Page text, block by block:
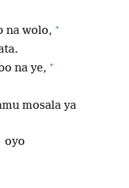
na wolo, +
na ye, +
mosala ya
oyo